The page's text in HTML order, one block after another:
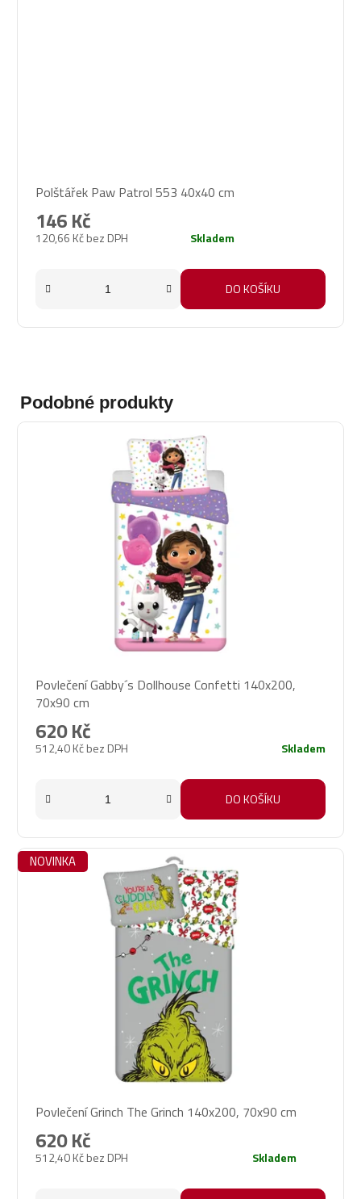
hodnocení
produktu
je
Polštářek Paw Patrol 553 40x40 cm
120,66 Kč bez DPH
146 Kč
Skladem
DO KOŠÍKU
Podobné produkty
Povlečení Gabby´s Dollhouse Confetti 140x200,
70x90 cm
512,40 Kč bez DPH
620 Kč
Skladem
DO KOŠÍKU
NOVINKA
Povlečení Grinch The Grinch 140x200, 70x90 cm
512,40 Kč bez DPH
620 Kč
Skladem